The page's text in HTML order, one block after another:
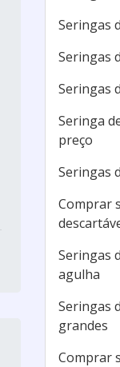
Seringas
Seringas
Seringas
Seringa
preço
Seringas
Comprar
Seringas
agulha
Seringas
grandes
Comprar